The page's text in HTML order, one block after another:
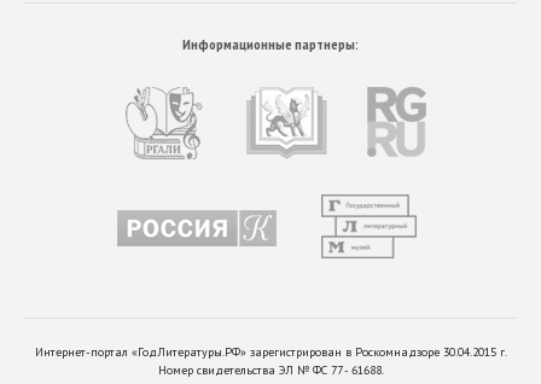
Информационные партнеры:
Интернет-портал «ГодЛитературы.РФ» зарегистрирован в Роскомнадзоре 30.04.2015 г.
Номер свидетельства ЭЛ № ФС 77 - 61688.